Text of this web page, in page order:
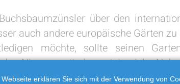
über den
auch andere europäische Gärten
möchte, sollte seinen
Nimmersatt als proteinreiche
erklären Sie sich mit der Verwendung von